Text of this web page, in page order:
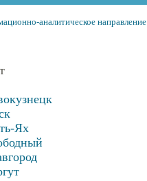
аналитическое направление
Ях